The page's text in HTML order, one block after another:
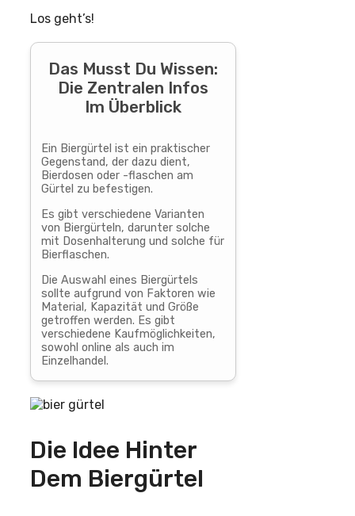
Los geht’s!
Das Musst Du Wissen:
Die Zentralen Infos
Im Überblick
Ein Biergürtel ist ein praktischer
Gegenstand, der dazu dient,
Bierdosen oder -flaschen am
Gürtel zu befestigen.
Es gibt verschiedene Varianten
von Biergürteln, darunter solche
mit Dosenhalterung und solche für
Bierflaschen.
Die Auswahl eines Biergürtels
sollte aufgrund von Faktoren wie
Material, Kapazität und Größe
getroffen werden. Es gibt
verschiedene Kaufmöglichkeiten,
sowohl online als auch im
Einzelhandel.
Die Idee Hinter
Dem Biergürtel